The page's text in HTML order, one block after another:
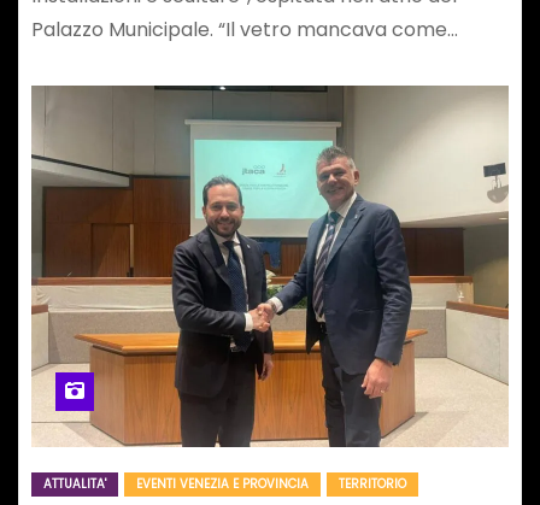
Palazzo Municipale. “Il vetro mancava come…
ATTUALITA' EVENTI VENEZIA E PROVINCIA TERRITORIO